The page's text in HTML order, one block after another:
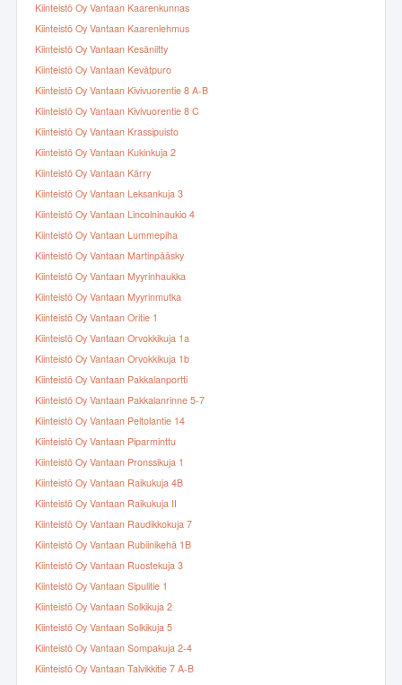
Kiinteistö Oy Vantaan Kaarenkunnas
Kiinteistö Oy Vantaan Kaarenlehmus
Kiinteistö Oy Vantaan Kesäniitty
Kiinteistö Oy Vantaan Kevätpuro
Kiinteistö Oy Vantaan Kivivuorentie 8 A-B
Kiinteistö Oy Vantaan Kivivuorentie 8 C
Kiinteistö Oy Vantaan Krassipuisto
Kiinteistö Oy Vantaan Kukinkuja 2
Kiinteistö Oy Vantaan Kärry
Kiinteistö Oy Vantaan Leksankuja 3
Kiinteistö Oy Vantaan Lincolninaukio 4
Kiinteistö Oy Vantaan Lummepiha
Kiinteistö Oy Vantaan Martinpääsky
Kiinteistö Oy Vantaan Myyrinhaukka
Kiinteistö Oy Vantaan Myyrinmutka
Kiinteistö Oy Vantaan Oritie 1
Kiinteistö Oy Vantaan Orvokkikuja 1a
Kiinteistö Oy Vantaan Orvokkikuja 1b
Kiinteistö Oy Vantaan Pakkalanportti
Kiinteistö Oy Vantaan Pakkalanrinne 5-7
Kiinteistö Oy Vantaan Peltolantie 14
Kiinteistö Oy Vantaan Piparminttu
Kiinteistö Oy Vantaan Pronssikuja 1
Kiinteistö Oy Vantaan Raikukuja 4B
Kiinteistö Oy Vantaan Raikukuja II
Kiinteistö Oy Vantaan Raudikkokuja 7
Kiinteistö Oy Vantaan Rubiinikehä 1B
Kiinteistö Oy Vantaan Ruostekuja 3
Kiinteistö Oy Vantaan Sipulitie 1
Kiinteistö Oy Vantaan Solkikuja 2
Kiinteistö Oy Vantaan Solkikuja 5
Kiinteistö Oy Vantaan Sompakuja 2-4
Kiinteistö Oy Vantaan Talvikkitie 7 A-B